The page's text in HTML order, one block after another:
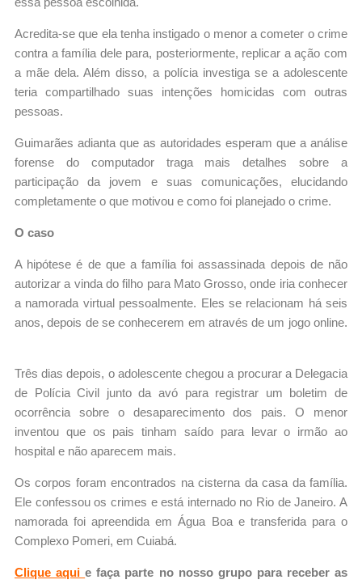
Acredita-se que ela tenha instigado o menor a cometer o crime
contra a família dele para, posteriormente, replicar a ação com
a mãe dela. Além disso, a polícia investiga se a adolescente
teria compartilhado suas intenções homicidas com outras
pessoas.
Guimarães adianta que as autoridades esperam que a análise
forense do computador traga mais detalhes sobre a
participação da jovem e suas comunicações, elucidando
completamente o que motivou e como foi planejado o crime.
O caso
A hipótese é de que a família foi assassinada depois de não
autorizar a vinda do filho para Mato Grosso, onde iria conhecer
a namorada virtual pessoalmente. Eles se relacionam há seis
anos, depois de se conhecerem em através de um jogo online.
Três dias depois, o adolescente chegou a procurar a Delegacia
de Polícia Civil junto da avó para registrar um boletim de
ocorrência sobre o desaparecimento dos pais. O menor
inventou que os pais tinham saído para levar o irmão ao
hospital e não aparecem mais.
Os corpos foram encontrados na cisterna da casa da família.
Ele confessou os crimes e está internado no Rio de Janeiro. A
namorada foi apreendida em Água Boa e transferida para o
Complexo Pomeri, em Cuiabá.
Clique aquie faça parte no nosso grupo para receber as